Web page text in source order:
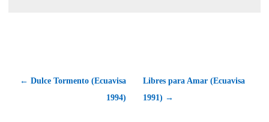
← Dulce Tormento (Ecuavisa
1994)
Libres para Amar (Ecuavisa
1991) →